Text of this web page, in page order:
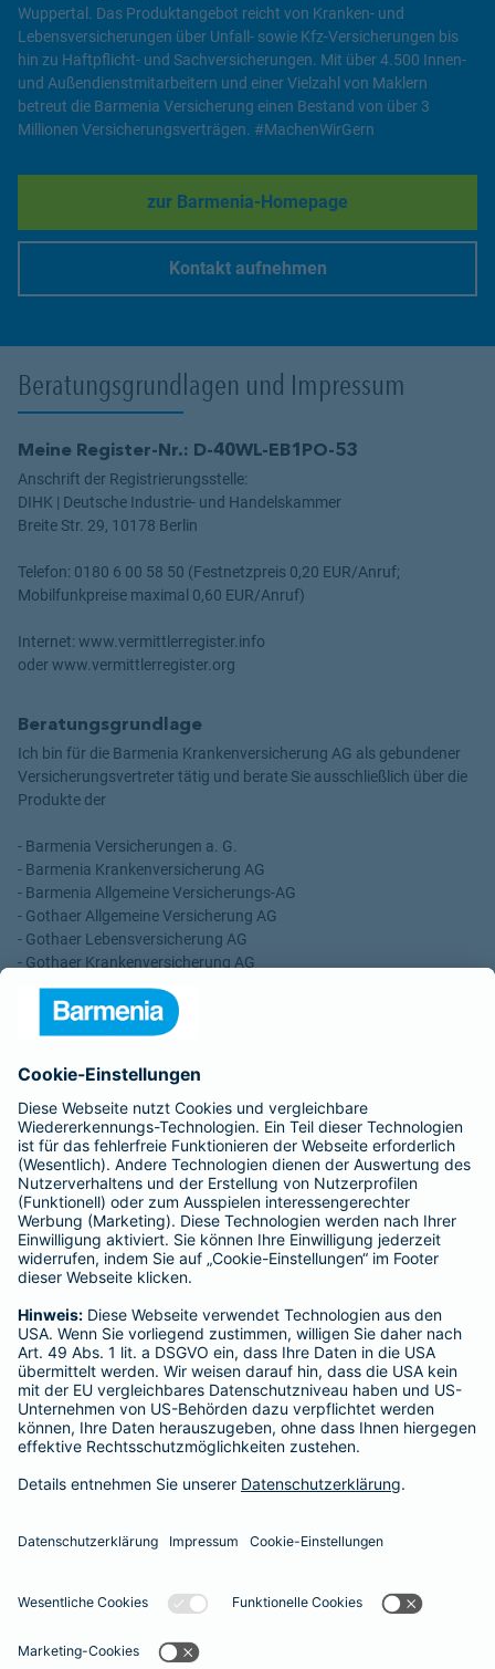
Wuppertal. Das Produktangebot reicht von Kranken- und
Lebensversicherungen über Unfall- sowie Kfz-Versicherungen bis
hin zu Haftpflicht- und Sachversicherungen. Mit über 4.500 Innen-
und Außendienstmitarbeitern und einer Vielzahl von Maklern
betreut die Barmenia Versicherung einen Bestand von über 3
Millionen Versicherungsverträgen. #MachenWirGern
zur Barmenia-Homepage
Link Opens in New Tab
Kontakt aufnehmen
Beratungsgrundlagen und Impressum
Meine Register-Nr.: D-40WL-EB1PO-53
Anschrift der Registrierungsstelle:
DIHK | Deutsche Industrie- und Handelskammer
Breite Str. 29, 10178 Berlin
Telefon: 0180 6 00 58 50 (Festnetzpreis 0,20 EUR/Anruf;
Mobilfunkpreise maximal 0,60 EUR/Anruf)
Internet: www.vermittlerregister.info
oder www.vermittlerregister.org
Beratungsgrundlage
Ich bin für die Barmenia Krankenversicherung AG als gebundener
Versicherungsvertreter tätig und berate Sie ausschließlich über die
Produkte der
- Barmenia Versicherungen a. G.
- Barmenia Krankenversicherung AG
- Barmenia Allgemeine Versicherungs-AG
- Gothaer Allgemeine Versicherung AG
- Gothaer Lebensversicherung AG
- Gothaer Krankenversicherung AG
- ROLAND Rechtsschutz-Versicherungs-AG
- ROLAND Schutzbrief-Versicherung AG
Vergütungen, die in der zu entrichtenden Versicherungsprämie
enthalten sind.
Schlichtungsstellen
Für Lebens- und Sachversicherungen:
Verein Versicherungsombudsmann eV,
Postfach 080632, 10006 Berlin
Für private Krankenversicherungen:
Ombudsmann für private Kranken- / Pflege-Versicherungen,
Postfach 060222, 10052 Berlin
Impressum
Barmenia Versicherung - Elibeth Campuzano
Englische Planke 2
Tel. 0163 9510377
Datenschutz Impressum/Rechtshinweise
Barrierefreiheit
Datenschutz-Einstellungen